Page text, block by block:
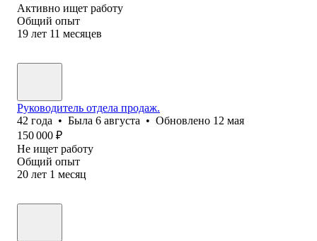
Активно ищет работу
Общий опыт
19 лет 11 месяцев
Руководитель отдела продаж.
42 года • Была 6 августа • Обновлено 12 мая
150 000 ₽
Не ищет работу
Общий опыт
20 лет 1 месяц